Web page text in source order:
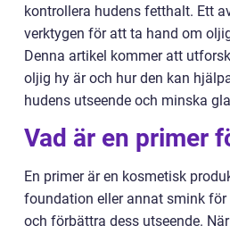
kontrollera hudens fetthalt. Ett
verktygen för att ta hand om
Denna artikel kommer att
oljig hy är och hur den kan
hudens utseende och minska
Vad är en primer
En primer är en kosmetisk
foundation eller annat smink för
och förbättra dess utseende.